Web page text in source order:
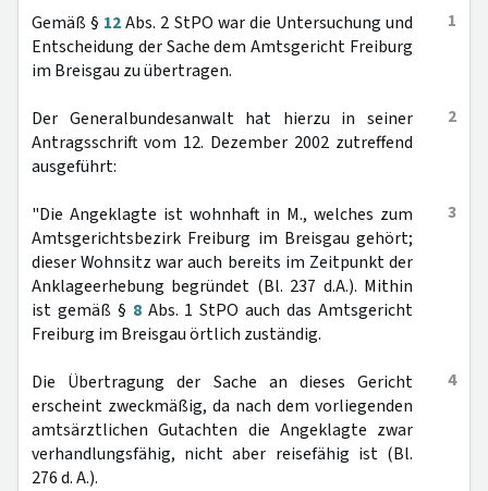
1
Gemäß § 12Abs. 2 StPO war die Untersuchung und
Entscheidung der Sache dem Amtsgericht Freiburg
im Breisgau zu übertragen.
2
Der Generalbundesanwalt hat hierzu in seiner
Antragsschrift vom 12. Dezember 2002 zutreffend
ausgeführt:
3
"Die Angeklagte ist wohnhaft in M., welches zum
Amtsgerichtsbezirk Freiburg im Breisgau gehört;
dieser Wohnsitz war auch bereits im Zeitpunkt der
Anklageerhebung begründet (Bl. 237 d.A.). Mithin
ist gemäß § 8Abs. 1 StPO auch das Amtsgericht
Freiburg im Breisgau örtlich zuständig.
4
Die Übertragung der Sache an dieses Gericht
erscheint zweckmäßig, da nach dem vorliegenden
amtsärztlichen Gutachten die Angeklagte zwar
verhandlungsfähig, nicht aber reisefähig ist (Bl.
276 d. A.).